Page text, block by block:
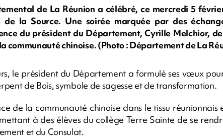
de La Réunion a célébré, ce mercredi 5
de la Source. Une soirée marquée par des
du président du Département, Cyrille Melchior,
communauté chinoise. (Photo : Département de La
le président du Département a formulé ses vœux
de Bois, symbole de sagesse et de transformation.
de la communauté chinoise dans le tissu
à des élèves du collège Terre Sainte de se
et du Consulat.